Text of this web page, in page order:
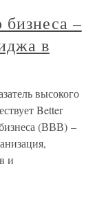
бизнеса –
в
высокого
Better
(ВВВ) –
и